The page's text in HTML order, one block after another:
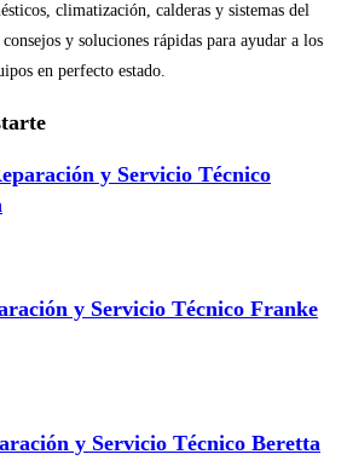
climatización, calderas y sistemas del
y soluciones rápidas para ayudar a los
en perfecto estado.
y Servicio Técnico
y Servicio Técnico Franke
y Servicio Técnico Beretta